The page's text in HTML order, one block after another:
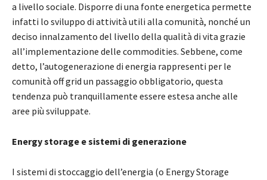
a livello sociale. Disporre di una fonte energetica permette
infatti lo sviluppo di attività utili alla comunità, nonché un
deciso innalzamento del livello della qualità di vita grazie
all’implementazione delle commodities. Sebbene, come
detto, l’autogenerazione di energia rappresenti per le
comunità off grid un passaggio obbligatorio, questa
tendenza può tranquillamente essere estesa anche alle
aree più sviluppate.
Energy storage e sistemi di generazione
I sistemi di stoccaggio dell’energia (o Energy Storage